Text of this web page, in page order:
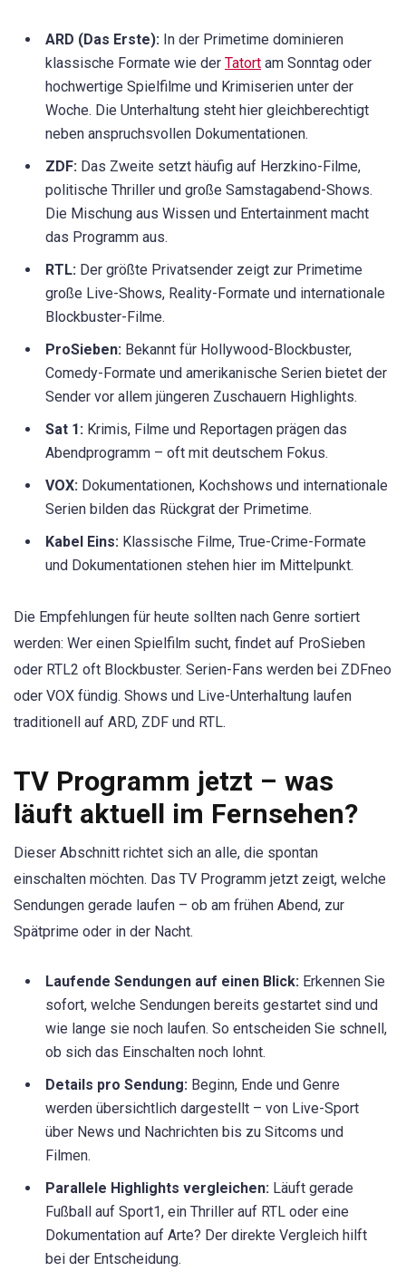
ARD (Das Erste): In der Primetime dominieren
klassische Formate wie der Tatort am Sonntag oder
hochwertige Spielfilme und Krimiserien unter der
Woche. Die Unterhaltung steht hier gleichberechtigt
neben anspruchsvollen Dokumentationen.
ZDF: Das Zweite setzt häufig auf Herzkino-Filme,
politische Thriller und große Samstagabend-Shows.
Die Mischung aus Wissen und Entertainment macht
das Programm aus.
RTL: Der größte Privatsender zeigt zur Primetime
große Live-Shows, Reality-Formate und internationale
Blockbuster-Filme.
ProSieben: Bekannt für Hollywood-Blockbuster,
Comedy-Formate und amerikanische Serien bietet der
Sender vor allem jüngeren Zuschauern Highlights.
Sat 1: Krimis, Filme und Reportagen prägen das
Abendprogramm – oft mit deutschem Fokus.
VOX: Dokumentationen, Kochshows und internationale
Serien bilden das Rückgrat der Primetime.
Kabel Eins: Klassische Filme, True-Crime-Formate
und Dokumentationen stehen hier im Mittelpunkt.
Die Empfehlungen für heute sollten nach Genre sortiert
werden: Wer einen Spielfilm sucht, findet auf ProSieben
oder RTL2 oft Blockbuster. Serien-Fans werden bei ZDFneo
oder VOX fündig. Shows und Live-Unterhaltung laufen
traditionell auf ARD, ZDF und RTL.
TV Programm jetzt – was
läuft aktuell im Fernsehen?
Dieser Abschnitt richtet sich an alle, die spontan
einschalten möchten. Das TV Programm jetzt zeigt, welche
Sendungen gerade laufen – ob am frühen Abend, zur
Spätprime oder in der Nacht.
Laufende Sendungen auf einen Blick: Erkennen Sie
sofort, welche Sendungen bereits gestartet sind und
wie lange sie noch laufen. So entscheiden Sie schnell,
ob sich das Einschalten noch lohnt.
Details pro Sendung: Beginn, Ende und Genre
werden übersichtlich dargestellt – von Live-Sport
über News und Nachrichten bis zu Sitcoms und
Filmen.
Parallele Highlights vergleichen: Läuft gerade
Fußball auf Sport1, ein Thriller auf RTL oder eine
Dokumentation auf Arte? Der direkte Vergleich hilft
bei der Entscheidung.